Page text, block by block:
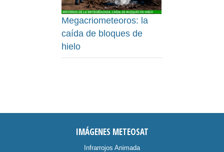
Megacriometeoros: la
caída de bloques de
hielo
IMÁGENES METEOSAT
Infrarrojos Animada